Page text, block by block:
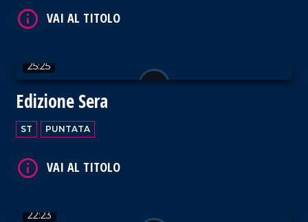
25:25
Edizione Sera
ST PUNTATA
22:23
VAI AL TITOLO
VAI AL TITOLO